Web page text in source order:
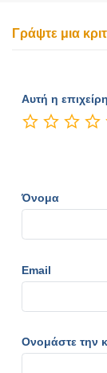
Γράψτε μια
Αυτή η
Όνομα
Email
Ονομάστε την